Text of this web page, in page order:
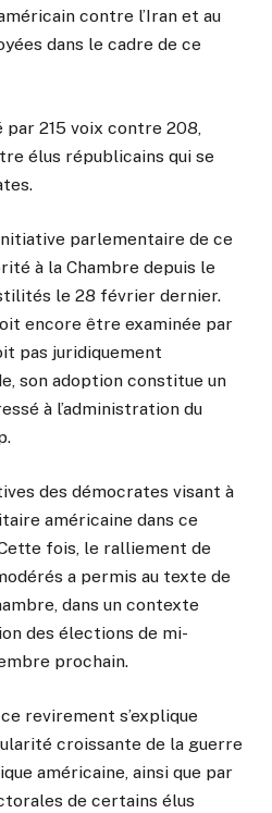
contre l’Iran et au
dans le cadre de ce
215 voix contre 208,
élus républicains qui se
parlementaire de ce
à la Chambre depuis le
le 28 février dernier.
encore être examinée par
pas juridiquement
son adoption constitue un
à l’administration du
des démocrates visant à
américaine dans ce
fois, le ralliement de
a permis au texte de
dans un contexte
des élections de mi-
prochain.
revirement s’explique
croissante de la guerre
américaine, ainsi que par
de certains élus